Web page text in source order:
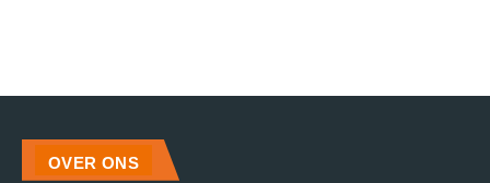
OVER ONS